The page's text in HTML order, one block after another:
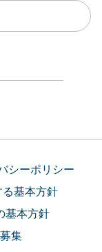
シーポリシー
る基本方針
基本方針
集